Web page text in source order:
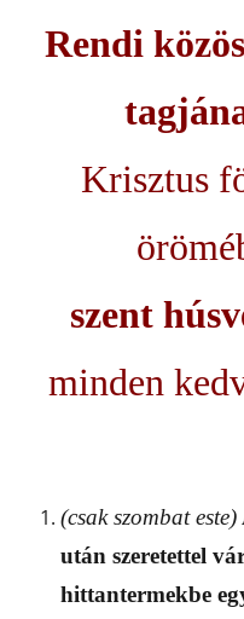
Rendi
Krisztus
szent
minden
(csak szombat este)
után szeretettel
hittantermekbe